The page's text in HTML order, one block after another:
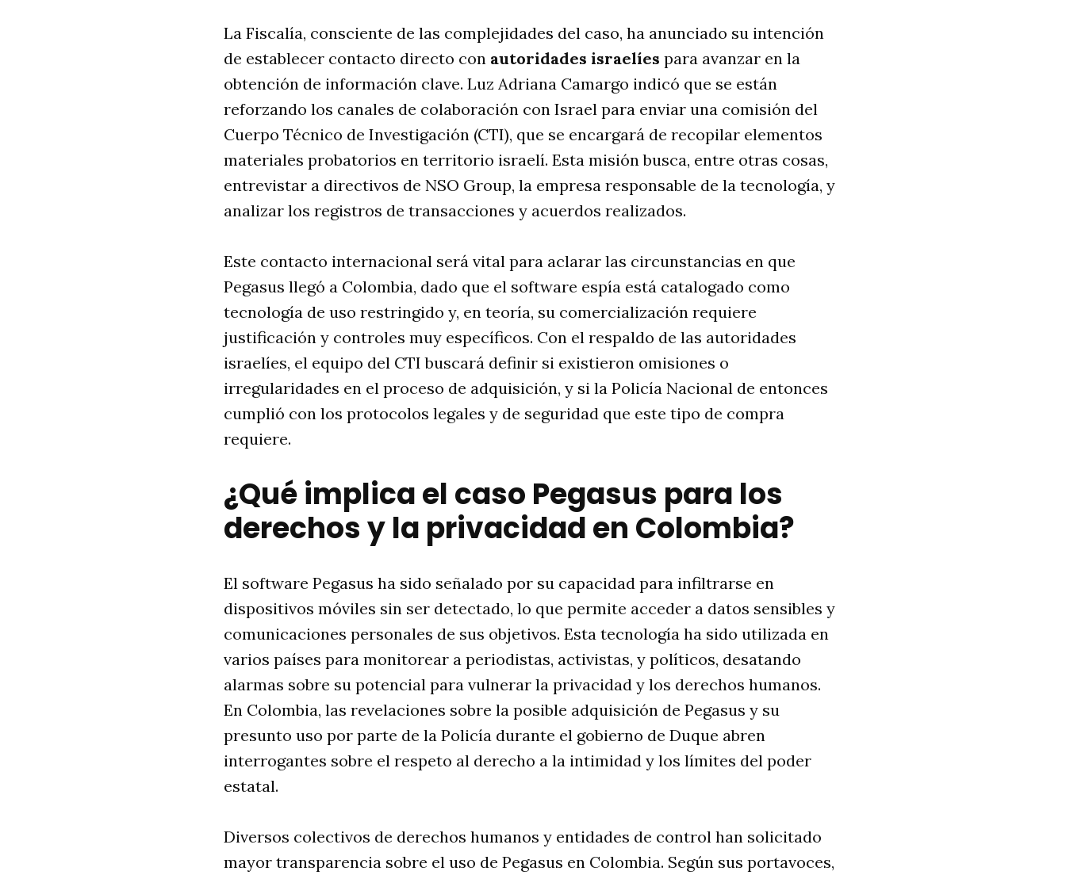
La Fiscalía, consciente de las complejidades del caso, ha anunciado su intención
de establecer contacto directo con autoridades israelíes para avanzar en la
obtención de información clave. Luz Adriana Camargo indicó que se están
reforzando los canales de colaboración con Israel para enviar una comisión del
Cuerpo Técnico de Investigación (CTI), que se encargará de recopilar elementos
materiales probatorios en territorio israelí. Esta misión busca, entre otras cosas,
entrevistar a directivos de NSO Group, la empresa responsable de la tecnología, y
analizar los registros de transacciones y acuerdos realizados.
Este contacto internacional será vital para aclarar las circunstancias en que
Pegasus llegó a Colombia, dado que el software espía está catalogado como
tecnología de uso restringido y, en teoría, su comercialización requiere
justificación y controles muy específicos. Con el respaldo de las autoridades
israelíes, el equipo del CTI buscará definir si existieron omisiones o
irregularidades en el proceso de adquisición, y si la Policía Nacional de entonces
cumplió con los protocolos legales y de seguridad que este tipo de compra
requiere.
¿Qué implica el caso Pegasus para los
derechos y la privacidad en Colombia?
El software Pegasus ha sido señalado por su capacidad para infiltrarse en
dispositivos móviles sin ser detectado, lo que permite acceder a datos sensibles y
comunicaciones personales de sus objetivos. Esta tecnología ha sido utilizada en
varios países para monitorear a periodistas, activistas, y políticos, desatando
alarmas sobre su potencial para vulnerar la privacidad y los derechos humanos.
En Colombia, las revelaciones sobre la posible adquisición de Pegasus y su
presunto uso por parte de la Policía durante el gobierno de Duque abren
interrogantes sobre el respeto al derecho a la intimidad y los límites del poder
estatal.
Diversos colectivos de derechos humanos y entidades de control han solicitado
mayor transparencia sobre el uso de Pegasus en Colombia. Según sus portavoces,